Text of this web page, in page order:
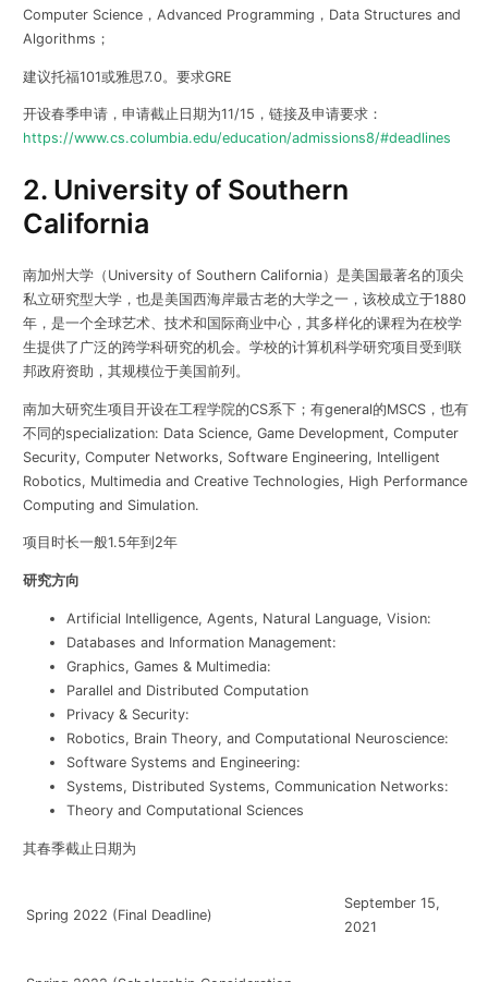
Computer Science，Advanced Programming，Data Structures and
Algorithms；
建议托福101或雅思7.0。 要求GRE
开设春季申请，申请截止日期为11/15，链接及申请要求：
https://www.cs.columbia.edu/education/admissions8/#deadlines
2. University of Southern
California
南加州大学（University of Southern California）是美国最著名的顶尖
私立研究型大学，也是美国西海岸最古老的大学之一，该校成立于1880
年，是一个全球艺术、技术和国际商业中心，其多样化的课程为在校学
生提供了广泛的跨学科研究的机会。学校的计算机科学研究项目受到联
邦政府资助，其规模位于美国前列。
南加大研究生项目开设在工程学院的CS系下；有general的MSCS，也有
不同的specialization: Data Science, Game Development, Computer
Security, Computer Networks, Software Engineering, Intelligent
Robotics, Multimedia and Creative Technologies, High Performance
Computing and Simulation.
项目时长一般1.5年到2年
研究方向
Artificial Intelligence, Agents, Natural Language, Vision:
Databases and Information Management:
Graphics, Games & Multimedia:
Parallel and Distributed Computation
Privacy & Security:
Robotics, Brain Theory, and Computational Neuroscience:
Software Systems and Engineering:
Systems, Distributed Systems, Communication Networks:
Theory and Computational Sciences
其春季截止日期为
Spring 2022 (Final Deadline)
September 15,
2021